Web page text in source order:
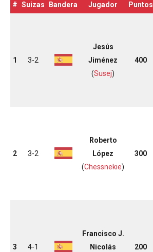
# Suizas Bandera Jugador Puntos
1 3-2
Jesús
Jiménez
(Susej)
400
2 3-2
Roberto
López
(Chessnekie)
300
3 4-1
Francisco J.
Nicolás
200